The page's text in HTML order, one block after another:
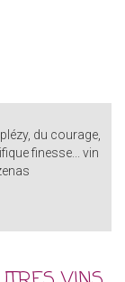
du courage,
finesse... vin